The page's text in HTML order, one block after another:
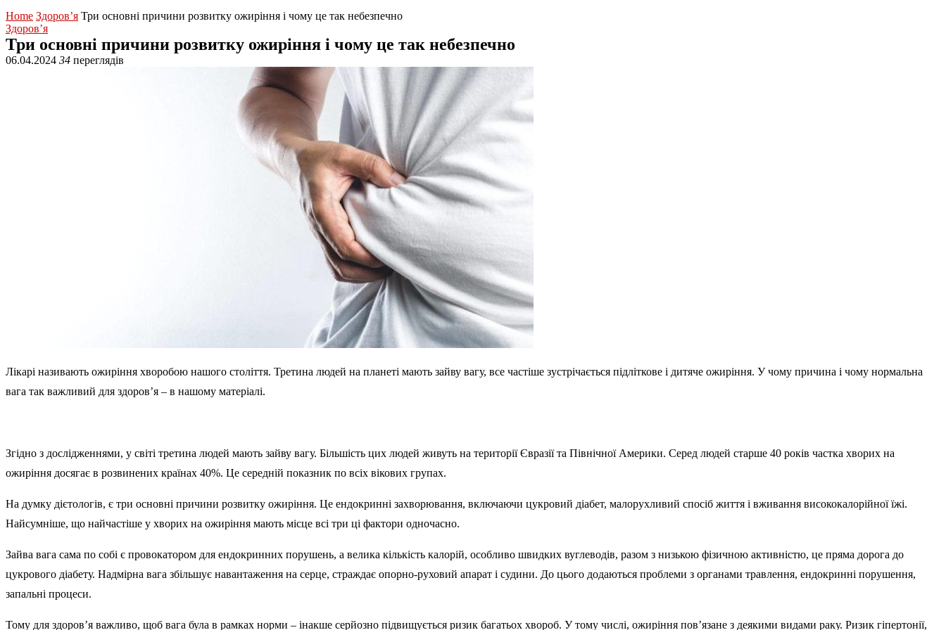
Home Здоров’я Три основні причини розвитку ожиріння і чому це так небезпечно
Здоров’я
Три основні причини розвитку ожиріння і чому це так небезпечно
06.04.2024 34 переглядів
Лікарі називають ожиріння хворобою нашого століття. Третина людей на планеті мають зайву вагу, все частіше зустрічається підліткове і дитяче ожиріння. У чому причина і чому нормальна
вага так важливий для здоров’я – в нашому матеріалі.
Згідно з дослідженнями, у світі третина людей мають зайву вагу. Більшість цих людей живуть на території Євразії та Північної Америки. Серед людей старше 40 років частка хворих на
ожиріння досягає в розвинених країнах 40%. Це середній показник по всіх вікових групах.
На думку дієтологів, є три основні причини розвитку ожиріння. Це ендокринні захворювання, включаючи цукровий діабет, малорухливий спосіб життя і вживання висококалорійної їжі.
Найсумніше, що найчастіше у хворих на ожиріння мають місце всі три ці фактори одночасно.
Зайва вага сама по собі є провокатором для ендокринних порушень, а велика кількість калорій, особливо швидких вуглеводів, разом з низькою фізичною активністю, це пряма дорога до
цукрового діабету. Надмірна вага збільшує навантаження на серце, страждає опорно-руховий апарат і судини. До цього додаються проблеми з органами травлення, ендокринні порушення,
запальні процеси.
Тому для здоров’я важливо, щоб вага була в рамках норми – інакше серйозно підвищується ризик багатьох хвороб. У тому числі, ожиріння пов’язане з деякими видами раку. Ризик гіпертонії,